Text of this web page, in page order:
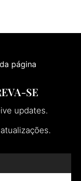
página
SE
updates.